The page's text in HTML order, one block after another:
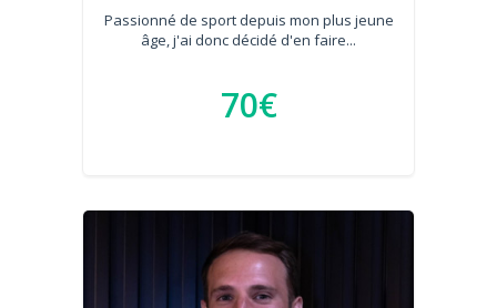
Passionné de sport depuis mon plus jeune
âge, j'ai donc décidé d'en faire...
70€